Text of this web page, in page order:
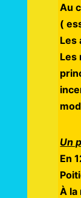
Au
(
Les
Les
Un
En
À la